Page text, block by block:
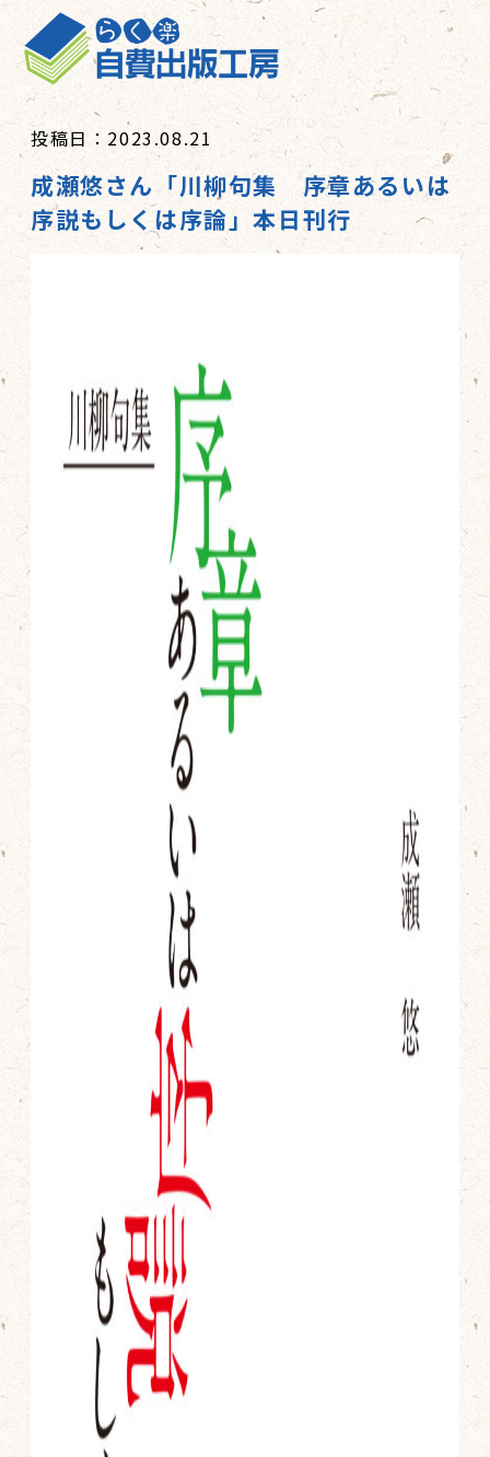
投稿日：2023.08.21
成瀬悠さん「川柳句集 序章あるいは
序説もしくは序論」本日刊行